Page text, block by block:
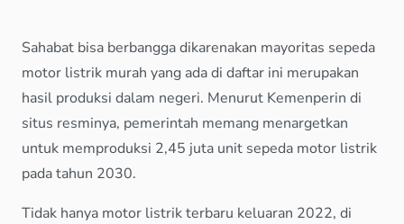
Sahabat bisa berbangga dikarenakan mayoritas sepeda
motor listrik murah yang ada di daftar ini merupakan
hasil produksi dalam negeri. Menurut Kemenperin di
situs resminya, pemerintah memang menargetkan
untuk memproduksi 2,45 juta unit sepeda motor listrik
pada tahun 2030.
Tidak hanya motor listrik terbaru keluaran 2022, di